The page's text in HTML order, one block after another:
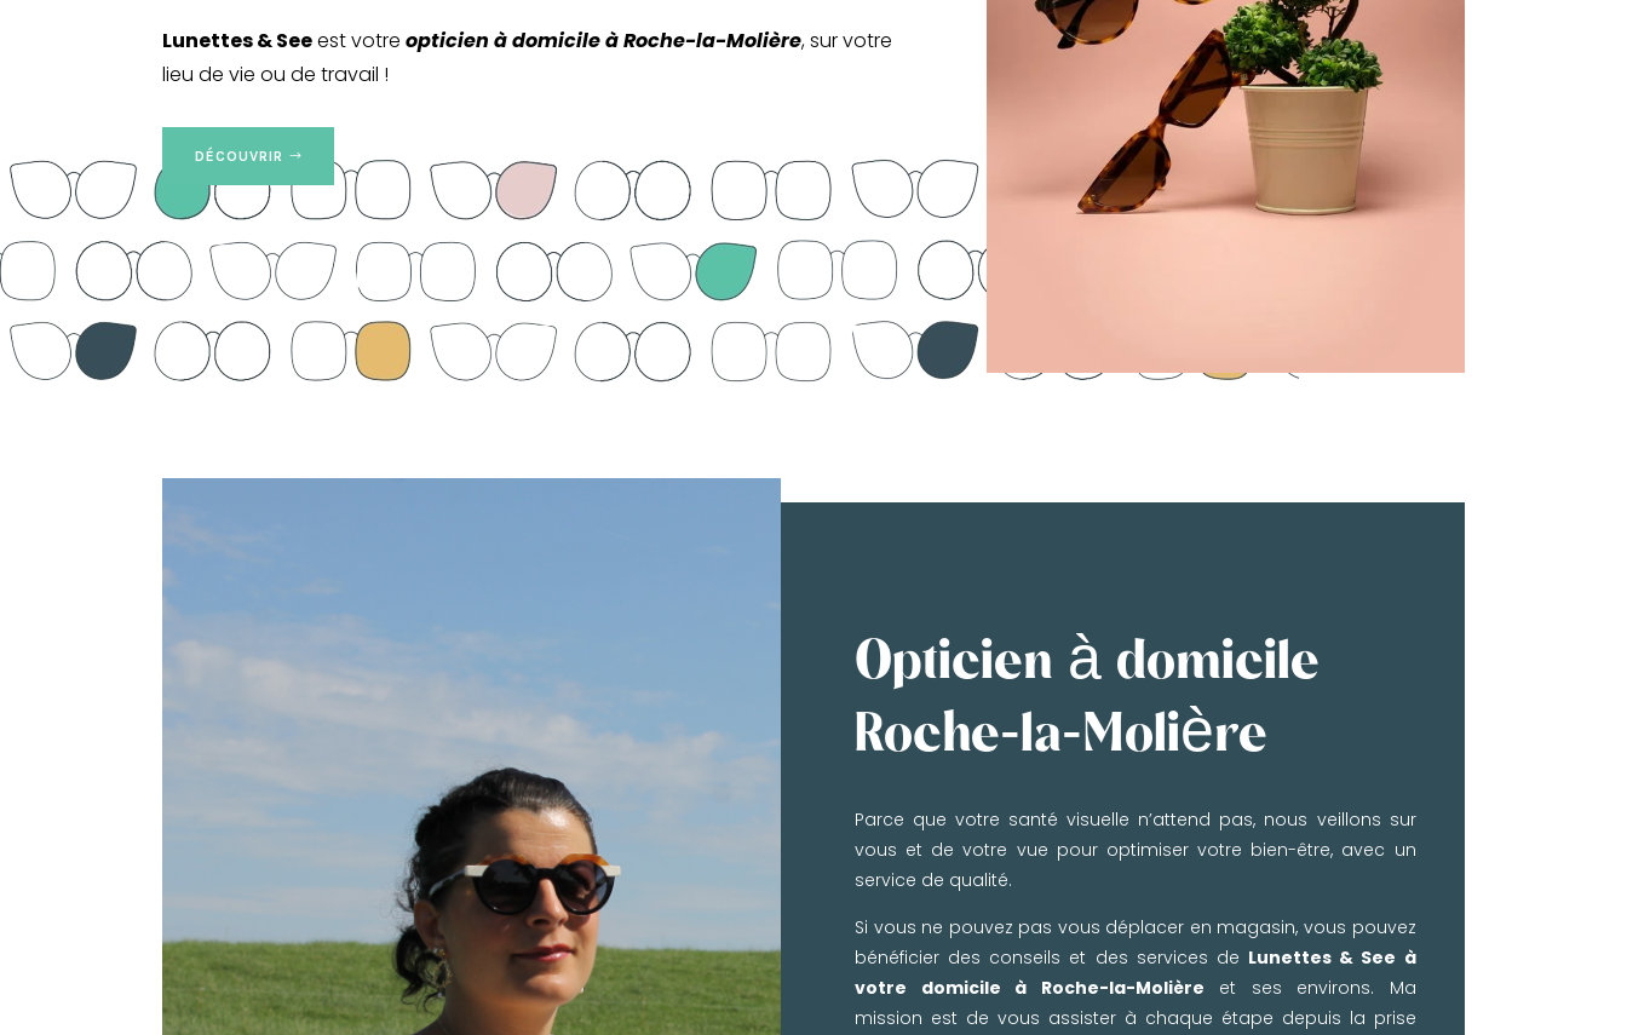
Lunettes & Seeest votreopticien à domicile à Roche-la-Molière, sur votre
lieu de vie ou de travail !
DÉCOUVRIR
Opticien à domicile
Roche-la-Molière
Parce que votre santé visuelle n’attend pas, nous veillons sur
vous et de votre vue pour optimiser votre bien-être, avec un
service de qualité.
Si vous ne pouvez pas vous déplacer en magasin, vous pouvez
bénéficier des conseils et des services de Lunettes & See à
votre domicile à Roche-la-Molière et ses environs. Ma
mission est de vous assister à chaque étape depuis la prise